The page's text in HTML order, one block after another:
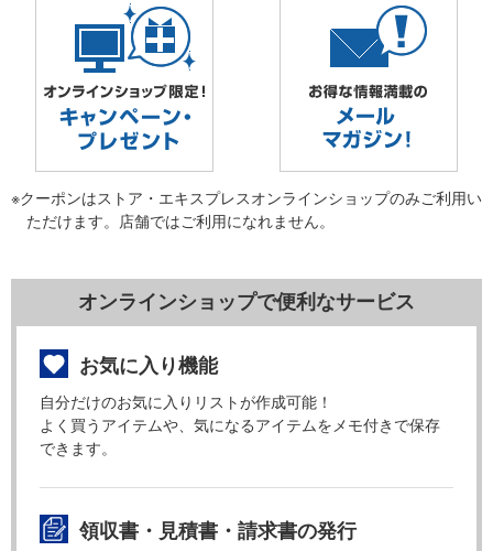
※クーポンはストア・エキスプレスオンラインショップのみご利用い
ただけます。店舗ではご利用になれません。
オンラインショップで便利なサービス
お気に入り機能
自分だけのお気に入りリストが作成可能！
よく買うアイテムや、気になるアイテムをメモ付きで保存
できます。
領収書・見積書・請求書の発行